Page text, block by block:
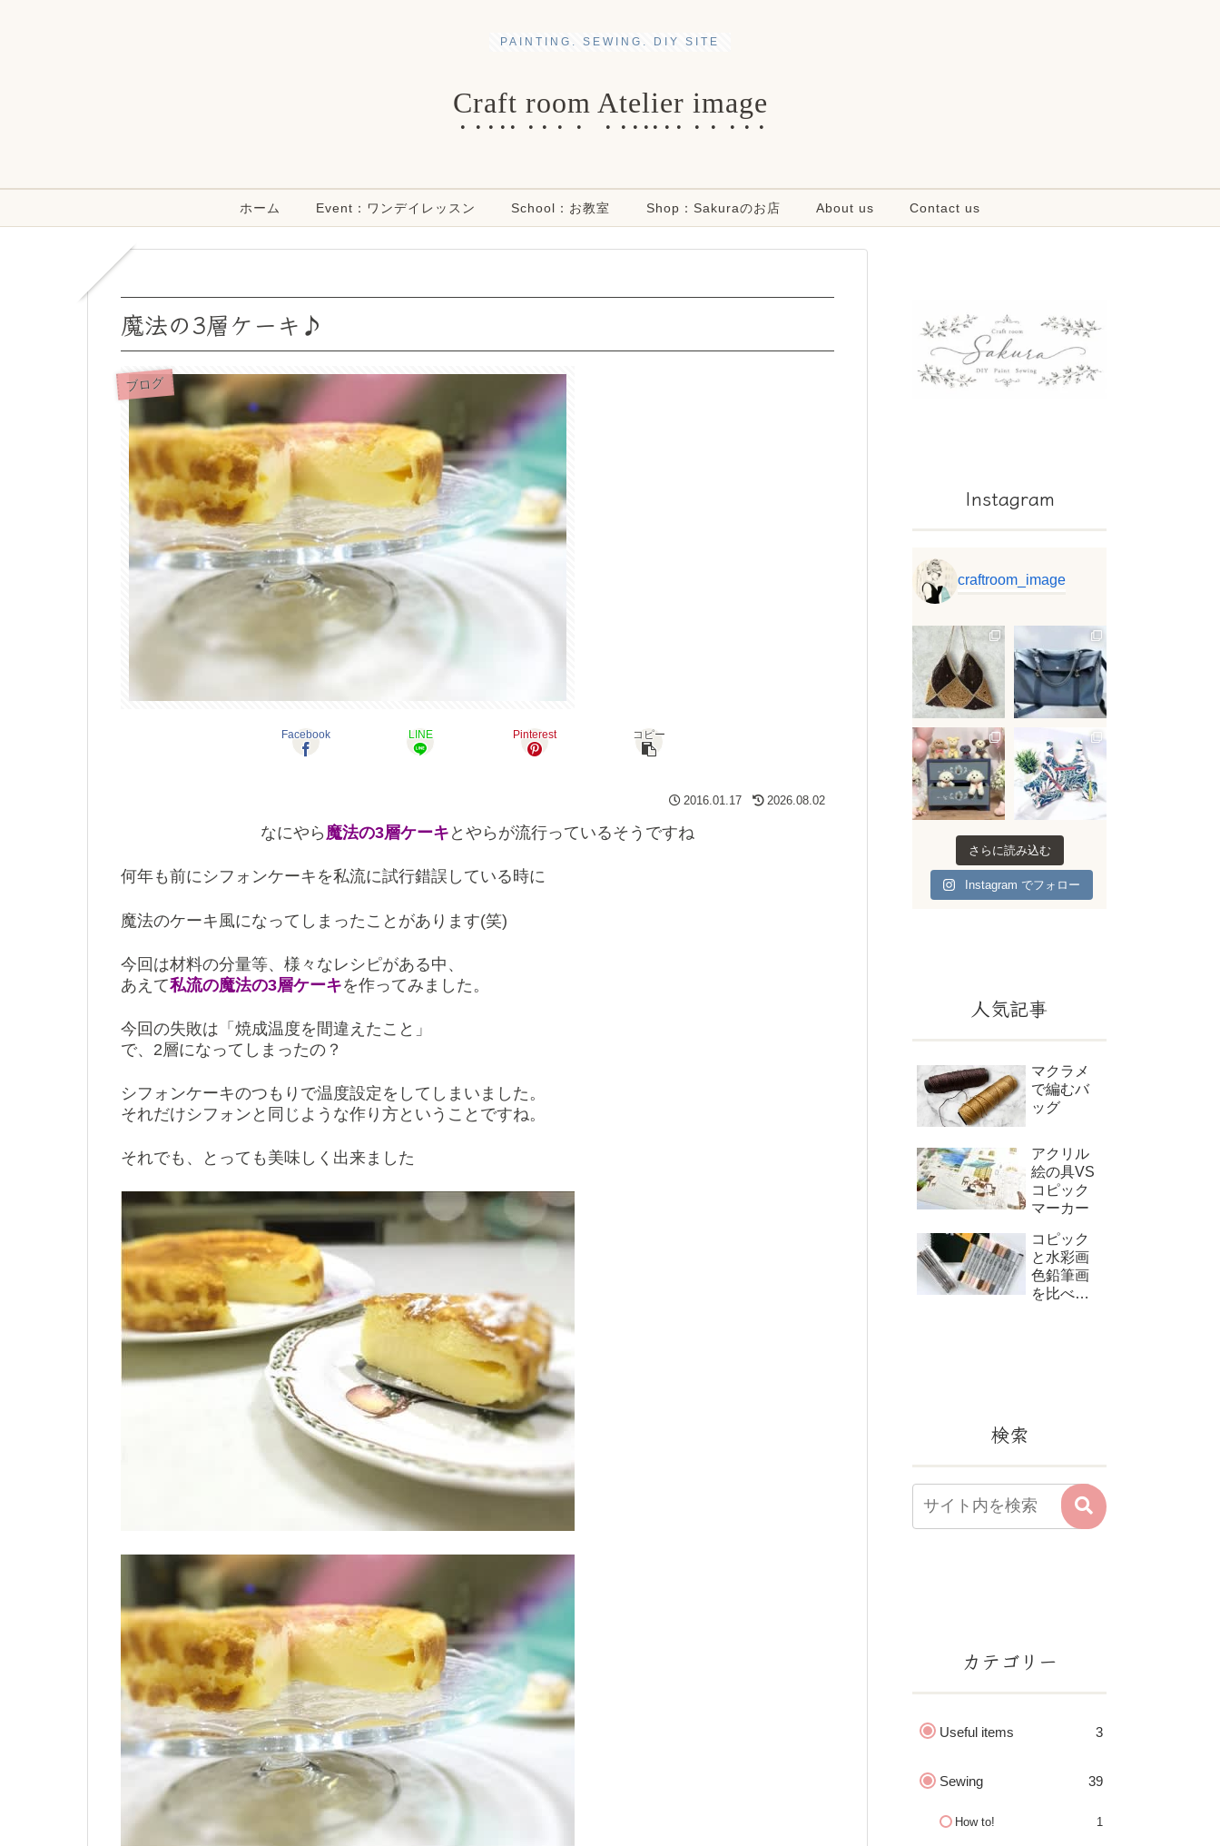
PAINTING. SEWING. DIY SITE
Craft room Atelier image
ホーム Event：ワンデイレッスン School：お教室 Shop：Sakuraのお店 About us Contact us
魔法の3層ケーキ♪
ブログ
Facebook LINE Pinterest コピー
2016.01.17 2026.08.02
なにやら 魔法の3層ケーキ とやらが流行っているそうですね
何年も前にシフォンケーキを私流に試行錯誤している時に
魔法のケーキ風になってしまったことがあります(笑)
今回は材料の分量等、様々なレシピがある中、
あえて私流の魔法の3層ケーキを作ってみました。
今回の失敗は「焼成温度を間違えたこと」
で、2層になってしまったの？
シフォンケーキのつもりで温度設定をしてしまいました。
それだけシフォンと同じような作り方ということですね。
それでも、とっても美味しく出来ました
Instagram
craftroom_image
さらに読み込む
Instagram でフォロー
人気記事
マクラメ
で編むバ
ッグ
アクリル
絵の具VS
コピック
マーカー
コピック
と水彩画
色鉛筆画
を比べて
検索
カテゴリー
Useful items 3
Sewing 39
How to! 1